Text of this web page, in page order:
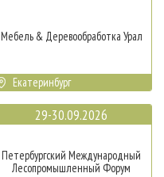
Мебель & Деревообработка Урал
Екатеринбург
29-30.09.2026
Петербургский Международный
Лесопромышленный Форум